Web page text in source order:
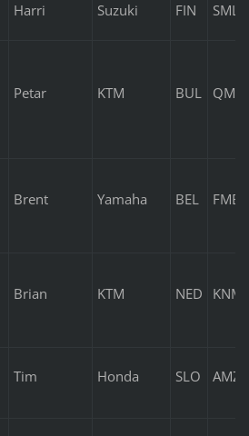
Harri Suzuki FIN SML
Petar KTM BUL
Brent Yamaha BEL FMB
Brian KTM NED
Tim Honda SLO AMZS